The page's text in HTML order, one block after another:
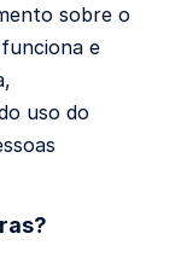
sobre o
e
uso do